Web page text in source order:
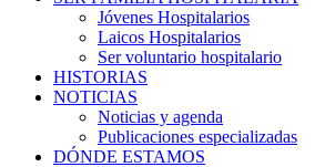
Jóvenes Hospitalarios
Laicos Hospitalarios
Ser voluntario hospitalario
HISTORIAS
NOTICIAS
Noticias y agenda
Publicaciones especializadas
DÓNDE ESTAMOS